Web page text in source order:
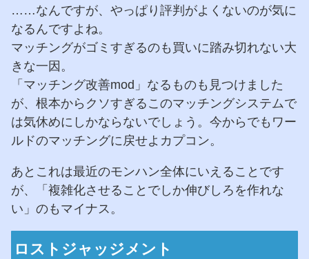
……なんですが、やっぱり評判がよくないのが気に
なるんですよね。
マッチングがゴミすぎるのも買いに踏み切れない大
きな一因。
「マッチング改善mod」なるものも見つけました
が、根本からクソすぎるこのマッチングシステムで
は気休めにしかならないでしょう。今からでもワー
ルドのマッチングに戻せよカプコン。
あとこれは最近のモンハン全体にいえることです
が、「複雑化させることでしか伸びしろを作れな
い」のもマイナス。
ロストジャッジメント